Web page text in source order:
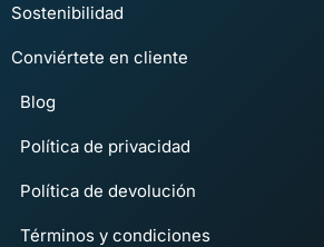
Sostenibilidad
Conviértete en cliente
Blog
Política de privacidad
Política de devolución
Términos y condiciones